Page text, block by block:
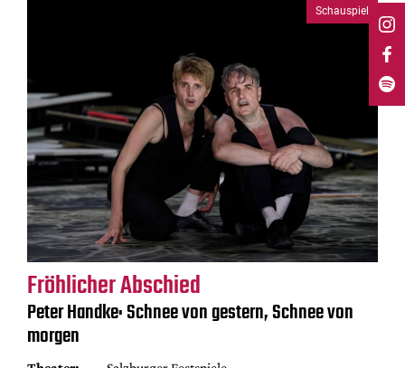
Schauspiel
Fröhlicher Abschied
Peter Handke: Schnee von gestern, Schnee von
morgen